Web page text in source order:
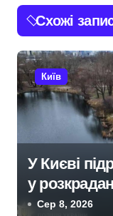
г
а
ц
і
а
Схожі
Київ
У Києві
у
гривень
Сер 8, 2026